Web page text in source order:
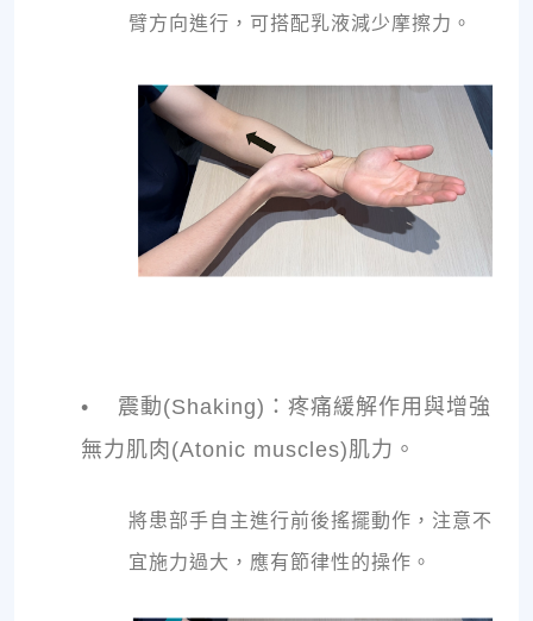
臂方向進行，可搭配乳液減少摩擦力。
• 震動(Shaking)：疼痛緩解作用與增強
無力肌肉(Atonic muscles)肌力。
將患部手自主進行前後搖擺動作，注意不
宜施力過大，應有節律性的操作。